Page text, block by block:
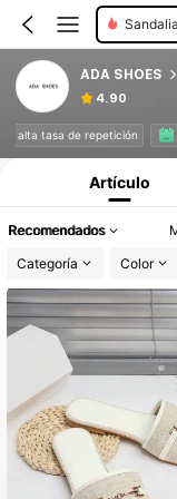
ADA SHOES
4.90
alta tasa de repetición
Artículo
Recomendados
Categoría
Color